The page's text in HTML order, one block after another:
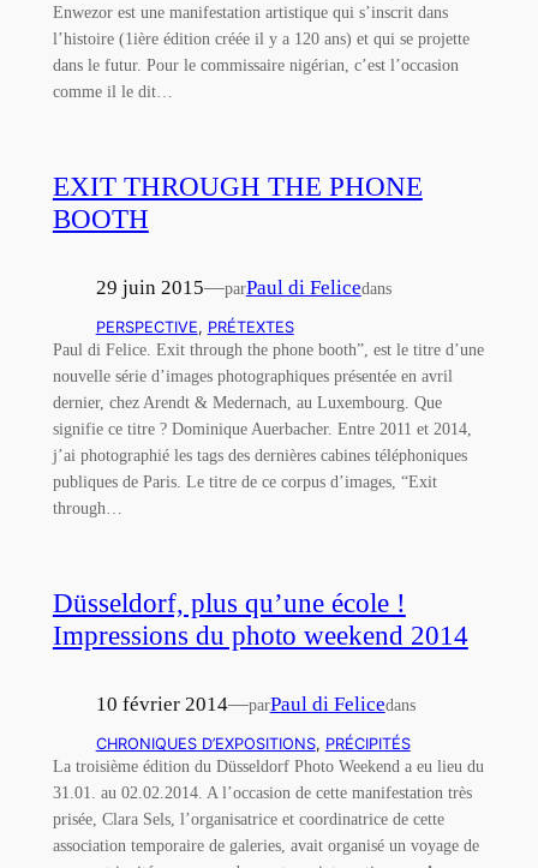
Enwezor est une manifestation artistique qui s’inscrit dans
l’histoire (1ière édition créée il y a 120 ans) et qui se projette
dans le futur. Pour le commissaire nigérian, c’est l’occasion
comme il le dit…
EXIT THROUGH THE PHONE
BOOTH
29 juin 2015—parPaul di Felicedans
PERSPECTIVE, PRÉTEXTES
Paul di Felice. Exit through the phone booth”, est le titre d’une
nouvelle série d’images photographiques présentée en avril
dernier, chez Arendt & Medernach, au Luxembourg. Que
signifie ce titre ? Dominique Auerbacher. Entre 2011 et 2014,
j’ai photographié les tags des dernières cabines téléphoniques
publiques de Paris. Le titre de ce corpus d’images, “Exit
through…
Düsseldorf, plus qu’une école !
Impressions du photo weekend 2014
10 février 2014—parPaul di Felicedans
CHRONIQUES D’EXPOSITIONS, PRÉCIPITÉS
La troisième édition du Düsseldorf Photo Weekend a eu lieu du
31.01. au 02.02.2014. A l’occasion de cette manifestation très
prisée, Clara Sels, l’organisatrice et coordinatrice de cette
association temporaire de galeries, avait organisé un voyage de